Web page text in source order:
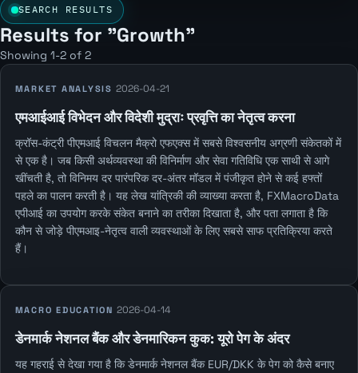
SEARCH RESULTS
Results for "Growth"
Showing 1-2 of 2
MARKET ANALYSIS 2026-04-21
एमआईआई विभेदन और विदेशी मुद्राः प्रवृत्ति का नेतृत्व करना
क्रॉस-कंट्री पीएमआई विचलन मैक्रो एफएक्स में सबसे विश्वसनीय अग्रणी संकेतकों में
से एक है। जब किसी अर्थव्यवस्था की विनिर्माण और सेवा गतिविधि एक साथी से आगे
खींचती है, तो विनिमय दर पारंपरिक दर-अंतर मॉडल में पंजीकृत होने से कई हफ्तों
पहले का पालन करती है। यह लेख यांत्रिकी की व्याख्या करता है, FXMacroData
एपीआई का उपयोग करके संकेत बनाने का तरीका दिखाता है, और पता लगाता है कि
कौन से जोड़े पीएमआइ-नेतृत्व वाली व्यवस्थाओं के लिए सबसे साफ प्रतिक्रिया करते
हैं।
MACRO EDUCATION 2026-04-14
डेनमार्क नेशनल बैंक और डेनमारिकन कुक: यूरो पेग के अंदर
यह गहराई से देखा गया है कि डेनमार्क नेशनल बैंक EUR/DKK के पेग को कैसे बनाए